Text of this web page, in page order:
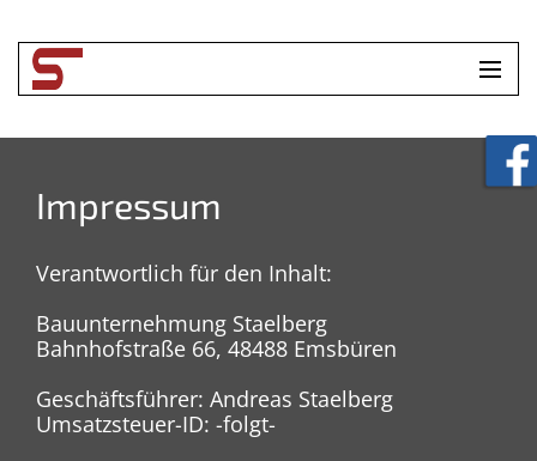
KONTAKT
Impressum
Verantwortlich für den Inhalt:
Bauunternehmung Staelberg
Bahnhofstraße 66, 48488 Emsbüren
Geschäftsführer: Andreas Staelberg
Umsatzsteuer-ID: -folgt-